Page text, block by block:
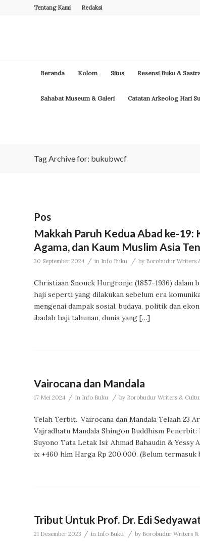
Tentang Kami Redaksi
Beranda Kolom Situs Resensi Buku &
Sahabat Museum & Galeri Catatan Arkeolog Hari
Tag Archive for: bukubwcf
Pos
Makkah Paruh Kedua Abad ke-
Agama, dan Kaum Muslim Asia
30 September 2024 / in Info Buku / by Borobudur Writers
Christiaan Snouck Hurgronje (1857-1936) dalam
haji seperti yang dilakukan sebelum era
mengenai dampak sosial, budaya, politik dan
ibadah haji tahunan, dunia yang […]
Vairocana dan Mandala
17 Mei 2024 / in Info Buku / by Borobudur Writers &
Telah Terbit.. Vairocana dan Mandala Telaah 23
Vajradhatu Mandala Shingon Buddhism
Suyono Tata Letak Isi: Ahmad Bahaudin & Yessy
ix +460 hlm Harga Rp 200.000. (Belum termasuk
Tribut Untuk Prof. Dr. Edi
21 Desember 2023 / in Info Buku / by Borobudur Writers